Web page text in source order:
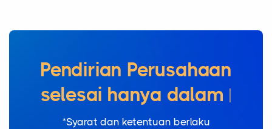
Pendirian Perusahaan
selesai|
*Syarat dan ketentuan berlaku